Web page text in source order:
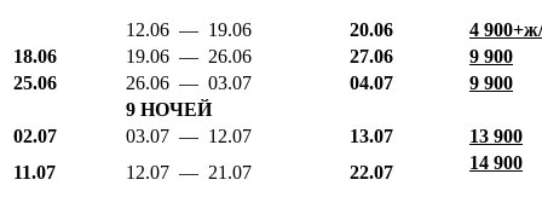
12.06 — 19.06 20.06
4
18.06
19.06 — 26.06 27.06
9 900
25.06
26.06 — 03.07 04.07
9 900
9 НОЧЕЙ
02.07
03.07 — 12.07 13.07
13 900
11.07
12.07 — 21.07 22.07 14 900